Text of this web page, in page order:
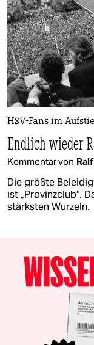
HSV-Fans im
Endlich wieder
Kommentar von
Die größte
ist „Provinzclub“.
stärksten Wurzeln.